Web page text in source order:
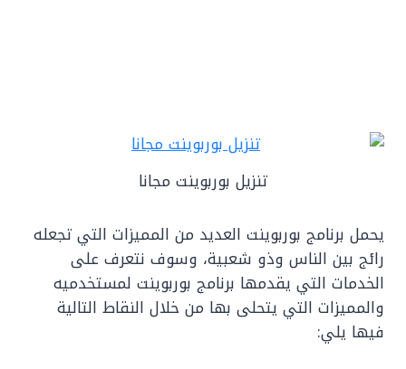
تنزيل بوربوينت مجانا
يحمل برنامج بوربوينت العديد من المميزات التي تجعله
رائج بين الناس وذو شعبية، وسوف نتعرف على
الخدمات التي يقدمها برنامج بوربوينت لمستخدميه
والمميزات التي يتحلى بها من خلال النقاط التالية
فيها يلي: